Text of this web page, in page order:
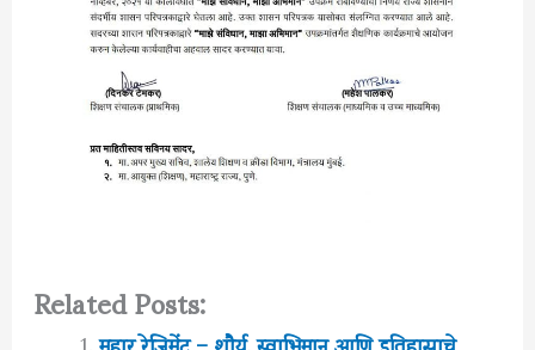
Related Posts: